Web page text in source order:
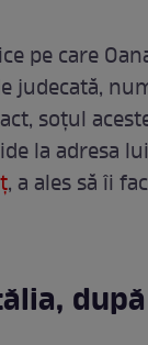
pe care
soțul
la adresa
, a ales să îi